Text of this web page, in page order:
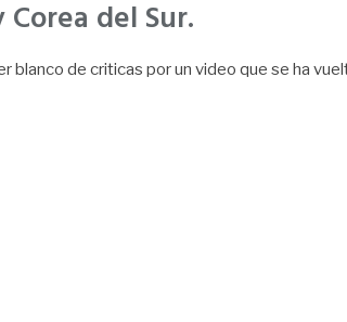
del Sur.
blanco de criticas por un video que se ha